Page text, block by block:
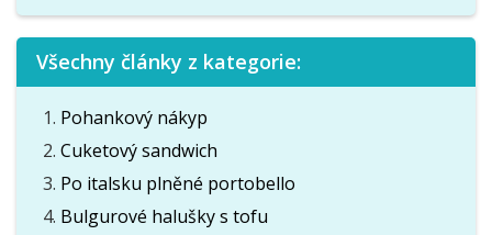
Všechny články z kategorie:
Pohankový nákyp
Cuketový sandwich
Po italsku plněné portobello
Bulgurové halušky s tofu